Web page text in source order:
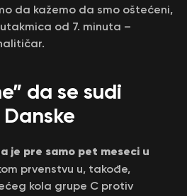
da kažemo da smo oštećeni,
od 7. minuta –
da se sudi
je pre samo pet meseci u
prvenstvu u, takođe,
kola grupe C protiv